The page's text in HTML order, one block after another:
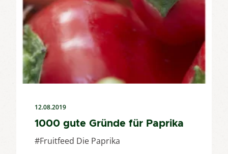
12.08.2019
1000 gute Gründe für Paprika
#Fruitfeed Die Paprika